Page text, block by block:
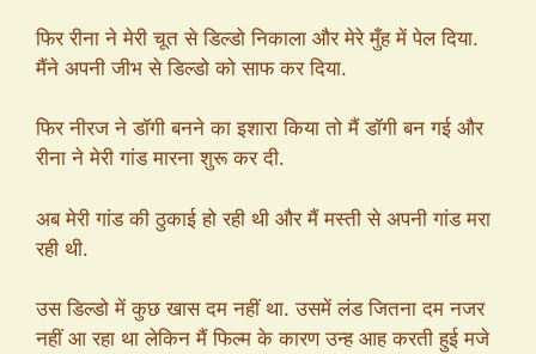
फिर रीना ने मेरी चूत से डिल्डो निकाला और मेरे मुँह में पेल दिया.
मैंने अपनी जीभ से डिल्डो को साफ कर दिया.
फिर नीरज ने डॉगी बनने का इशारा किया तो मैं डॉगी बन गई और
रीना ने मेरी गांड मारना शुरू कर दी.
अब मेरी गांड की ठुकाई हो रही थी और मैं मस्ती से अपनी गांड मरा
रही थी.
उस डिल्डो में कुछ खास दम नहीं था. उसमें लंड जितना दम नजर
नहीं आ रहा था लेकिन मैं फिल्म के कारण उन्ह आह करती हुई मजे